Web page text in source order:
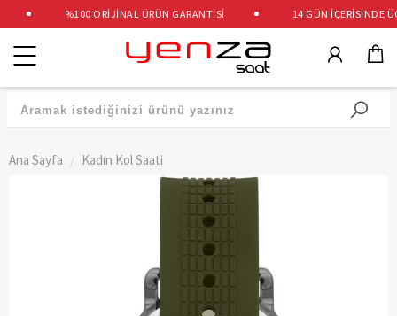
%100 ORİJİNAL ÜRÜN GARANTİSİ 14 GÜN İÇERİSİNDE
Kategoriler
Ana Sayfa Kadın Kol Saati